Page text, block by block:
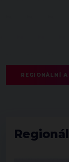
REGIONÁLNÍ